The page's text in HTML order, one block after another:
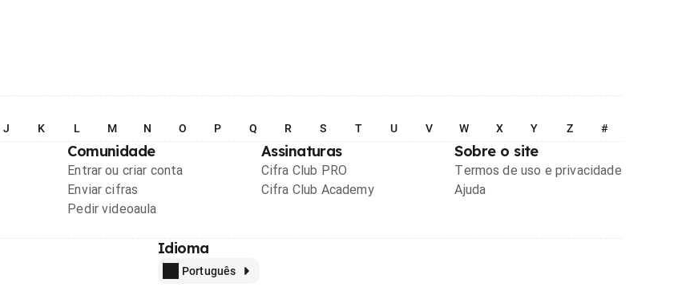
J K L M N O P Q R S T U V W X Y Z #
Comunidade
Entrar ou criar conta
Enviar cifras
Pedir videoaula
Assinaturas
Cifra Club PRO
Cifra Club Academy
Sobre o site
Termos de uso e privacidade
Ajuda
Idioma
Português